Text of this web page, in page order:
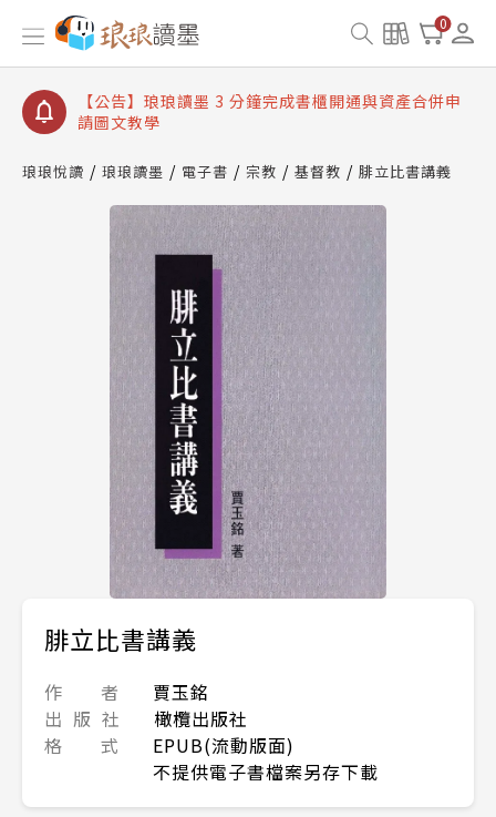
0
【公告】琅琅讀墨數位閱讀資產合併與書櫃開通申請
【公告】琅琅讀墨書櫃開通常見問題
【公告】琅琅讀墨 3 分鐘完成書櫃開通與資產合併申
請圖文教學
查詢
【公告】琅琅讀墨數位閱讀資產合併與書櫃開通申請
琅琅悅讀 琅琅讀墨 電子書 宗教 基督教 腓立比書講義
腓立比書講義
作 者
賈玉銘
出 版 社
橄欖出版社
格 式
EPUB(流動版面)
不提供電子書檔案另存下載